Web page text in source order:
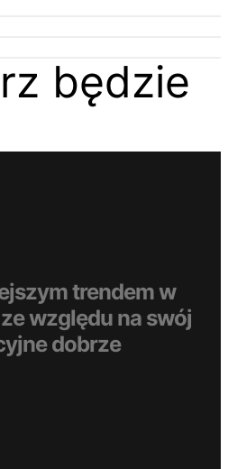
będzie
trendem w
względu na swój
dobrze